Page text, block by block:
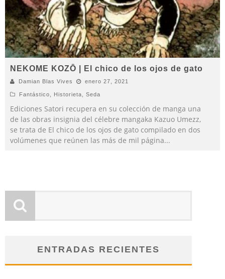
NEKOME KOZŌ | El chico de los ojos de gato
Damian Blas Vives enero 27, 2021
Fantástico Historieta Seda
Ediciones Satori recupera en su colección de manga una
de las obras insignia del célebre mangaka Kazuo Umezz,
se trata de El chico de los ojos de gato compilado en dos
volúmenes que reúnen las más de mil página...
ENTRADAS RECIENTES